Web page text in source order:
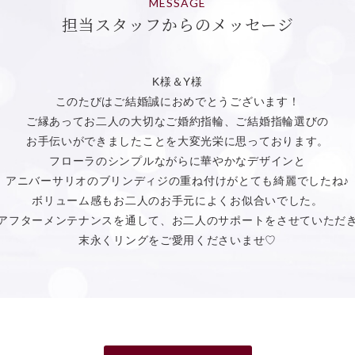
MESSAGE
担当スタッフからのメッセージ
K様＆Y様
このたびはご結婚誠におめでとうございます！
ご縁あってお二人の大切なご婚約指輪、ご結婚指輪選びの
お手伝いができましたことを大変光栄に思っております。
フローラのシンプルながらに華やかなデザインと
アニバーサリオのブリンディジの重ね付けがとても綺麗でしたね♪
ボリューム感もお二人のお手元によくお似合いでした。
フターメンテナンスを通して、お二人のサポートをさせていただ
末永くリングをご愛用くださいませ♡